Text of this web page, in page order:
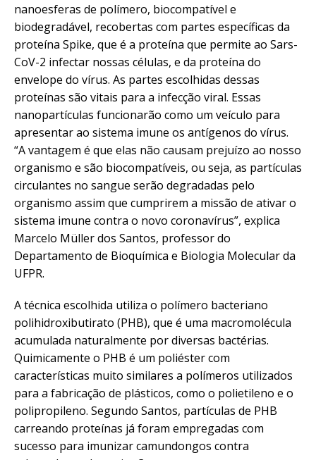
nanoesferas de polímero, biocompatível e
biodegradável, recobertas com partes específicas da
proteína Spike, que é a proteína que permite ao Sars-
CoV-2 infectar nossas células, e da proteína do
envelope do vírus. As partes escolhidas dessas
proteínas são vitais para a infecção viral. Essas
nanopartículas funcionarão como um veículo para
apresentar ao sistema imune os antígenos do vírus.
“A vantagem é que elas não causam prejuízo ao nosso
organismo e são biocompatíveis, ou seja, as partículas
circulantes no sangue serão degradadas pelo
organismo assim que cumprirem a missão de ativar o
sistema imune contra o novo coronavírus”, explica
Marcelo Müller dos Santos, professor do
Departamento de Bioquímica e Biologia Molecular da
UFPR.
A técnica escolhida utiliza o polímero bacteriano
polihidroxibutirato (PHB), que é uma macromolécula
acumulada naturalmente por diversas bactérias.
Quimicamente o PHB é um poliéster com
características muito similares a polímeros utilizados
para a fabricação de plásticos, como o polietileno e o
polipropileno. Segundo Santos, partículas de PHB
carreando proteínas já foram empregadas com
sucesso para imunizar camundongos contra